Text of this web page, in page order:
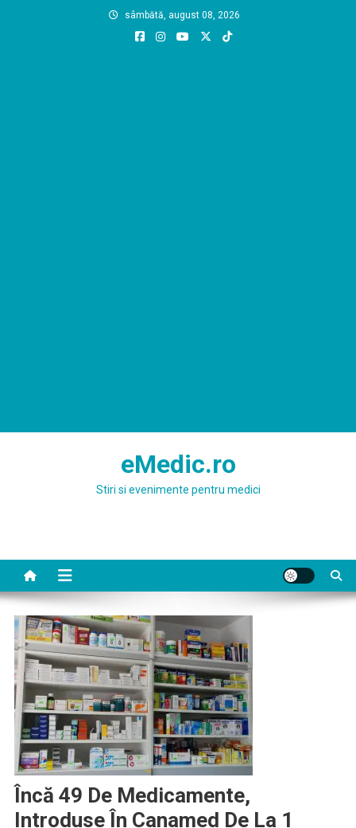
sâmbătă, august 08, 2026
eMedic.ro
Stiri si evenimente pentru medici
Încă 49 De Medicamente,
Introduse În Canamed De La 1